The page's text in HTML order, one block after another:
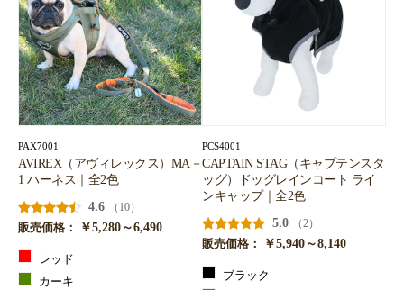
PAX7001
AVIREX（アヴィレックス）MA－
1 ハーネス｜全2色
4.6
（10）
販売価格：
￥5,280～6,490
レッド
カーキ
PCS4001
CAPTAIN STAG（キャプテンスタ
ッグ）ドッグレインコート ライ
ンキャップ｜全2色
5.0
（2）
販売価格：
￥5,940～8,140
ブラック